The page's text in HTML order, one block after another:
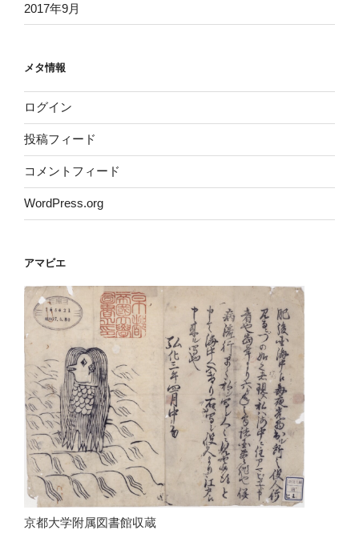
2017年9月
メタ情報
ログイン
投稿フィード
コメントフィード
WordPress.org
アマビエ
京都大学附属図書館収蔵